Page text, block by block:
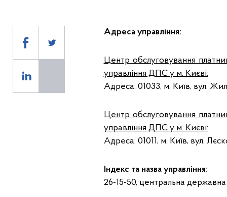
Адреса управління:
Центр обслуговування
управління ДПС у м. Києві:
Адреса: 01033, м. Київ, вул.
Центр обслуговування
управління ДПС у м. Києві:
Адреса: 01011, м. Київ, вул.
Індекс та назва управління:
26-15-50, центральна